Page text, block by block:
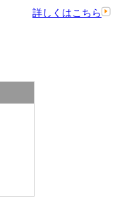
詳しくはこちら